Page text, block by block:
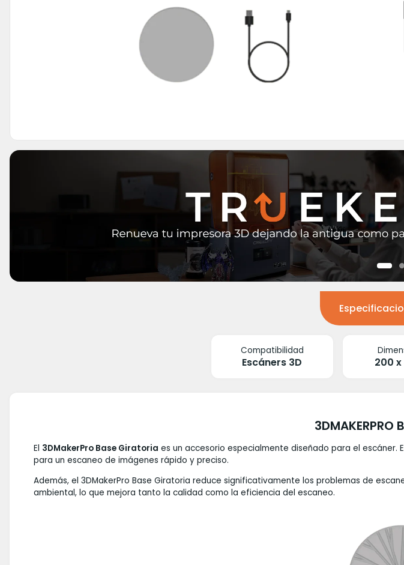
Compatibilidad
Escáners 3D 200
3DMAKERPRO
El 3DMakerPro Base Giratoria es un accesorio especialmente diseñado para el
para un escaneo de imágenes rápido y preciso.
Además, el 3DMakerPro Base Giratoria reduce significativamente los problemas de
ambiental, lo que mejora tanto la calidad como la eficiencia del escaneo.